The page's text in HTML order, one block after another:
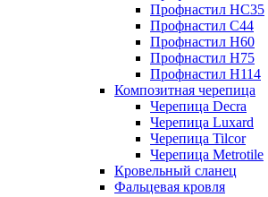
Профнастил НС35
Профнастил C44
Профнастил Н60
Профнастил Н75
Профнастил Н114
Композитная черепица
Черепица Decra
Черепица Luxard
Черепица Tilcor
Черепица Metrotile
Кровельный сланец
Фальцевая кровля